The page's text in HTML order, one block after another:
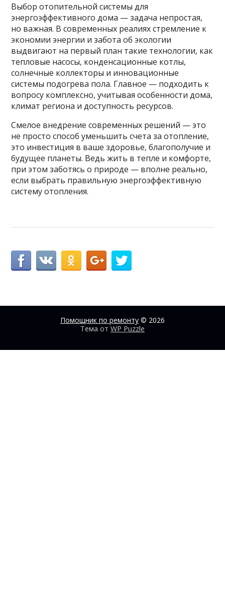
Выбор отопительной системы для
энергоэффективного дома — задача непростая,
но важная. В современных реалиях стремление к
экономии энергии и забота об экологии
выдвигают на первый план такие технологии, как
тепловые насосы, конденсационные котлы,
солнечные коллекторы и инновационные
системы подогрева пола. Главное — подходить к
вопросу комплексно, учитывая особенности дома,
климат региона и доступность ресурсов.
Смелое внедрение современных решений — это
не просто способ уменьшить счета за отопление,
это инвестиция в ваше здоровье, благополучие и
будущее планеты. Ведь жить в тепле и комфорте,
при этом заботясь о природе — вполне реально,
если выбрать правильную энергоэффективную
систему отопления.
Помощник по ремонту © 2026
Тема от WP Puzzle